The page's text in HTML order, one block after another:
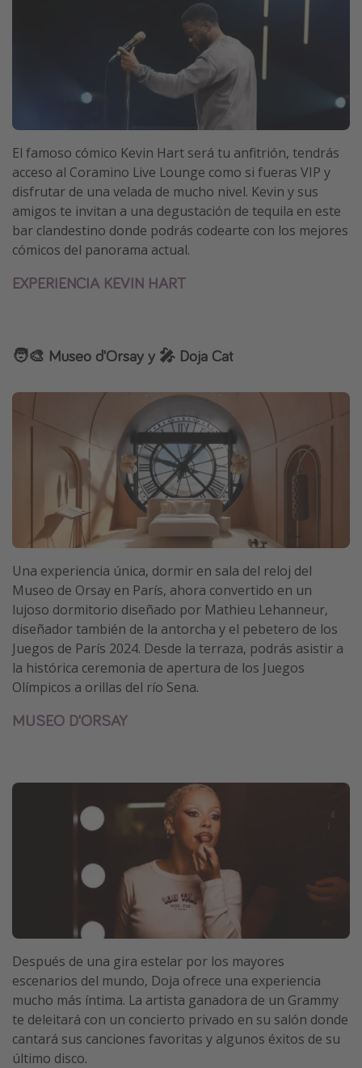
El famoso cómico Kevin Hart será tu anfitrión, tendrás
acceso al Coramino Live Lounge como si fueras VIP y
disfrutar de una velada de mucho nivel. Kevin y sus
amigos te invitan a una degustación de tequila en este
bar clandestino donde podrás codearte con los mejores
cómicos del panorama actual.
EXPERIENCIA KEVIN HART
🧑‍🎨 Museo d'Orsay y 🎤 Doja Cat
Una experiencia única, dormir en sala del reloj del
Museo de Orsay en París, ahora convertido en un
lujoso dormitorio diseñado por Mathieu Lehanneur,
diseñador también de la antorcha y el pebetero de los
Juegos de París 2024. Desde la terraza, podrás asistir a
la histórica ceremonia de apertura de los Juegos
Olímpicos a orillas del río Sena.
MUSEO D'ORSAY
Después de una gira estelar por los mayores
escenarios del mundo, Doja ofrece una experiencia
mucho más íntima. La artista ganadora de un Grammy
te deleitará con un concierto privado en su salón donde
cantará sus canciones favoritas y algunos éxitos de su
último disco.